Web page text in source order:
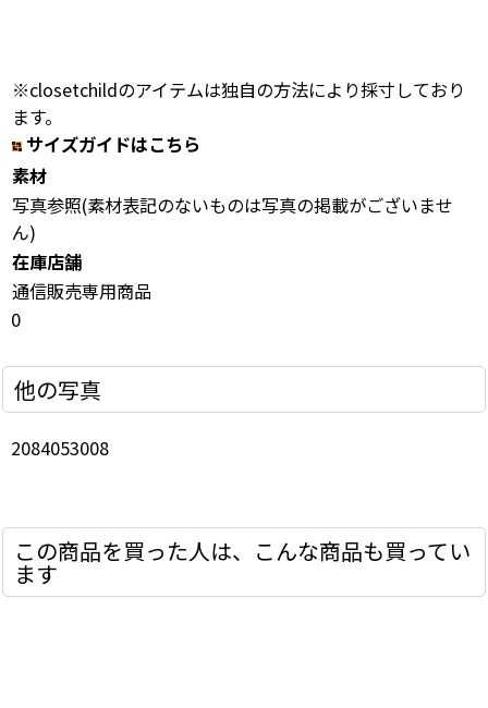
※closetchildのアイテムは独自の方法により採寸しており
ます。
サイズガイドはこちら
素材
写真参照(素材表記のないものは写真の掲載がございませ
ん)
在庫店舗
通信販売専用商品
0
他の写真
2084053008
この商品を買った人は、こんな商品も買ってい
ます